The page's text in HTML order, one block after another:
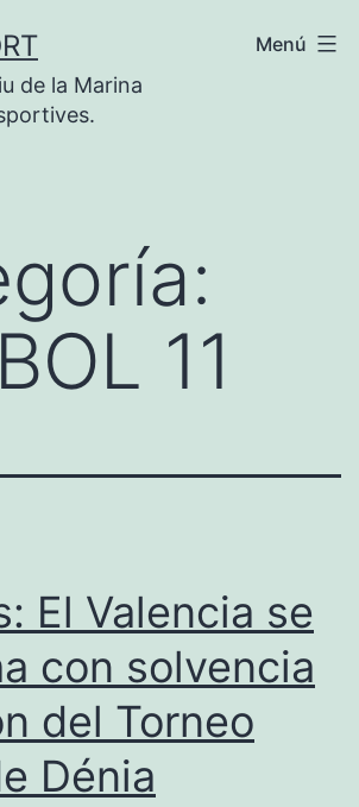
de la Marina
Menú
11
El Valencia se
con solvencia
del Torneo
Dénia